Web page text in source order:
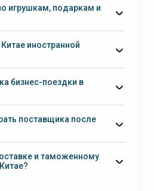
игрушкам, подаркам и
иностранной
бизнес-поездки в
поставщика после
качества
и таможенному